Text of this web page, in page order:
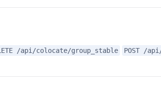
/api/colocate/group_stable POST /